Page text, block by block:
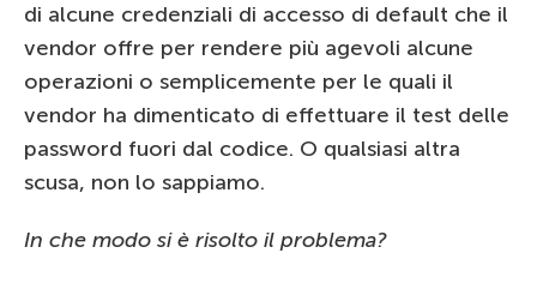
di alcune credenziali di accesso di default che il
vendor offre per rendere più agevoli alcune
operazioni o semplicemente per le quali il
vendor ha dimenticato di effettuare il test delle
password fuori dal codice. O qualsiasi altra
scusa, non lo sappiamo.
In che modo si è risolto il problema?